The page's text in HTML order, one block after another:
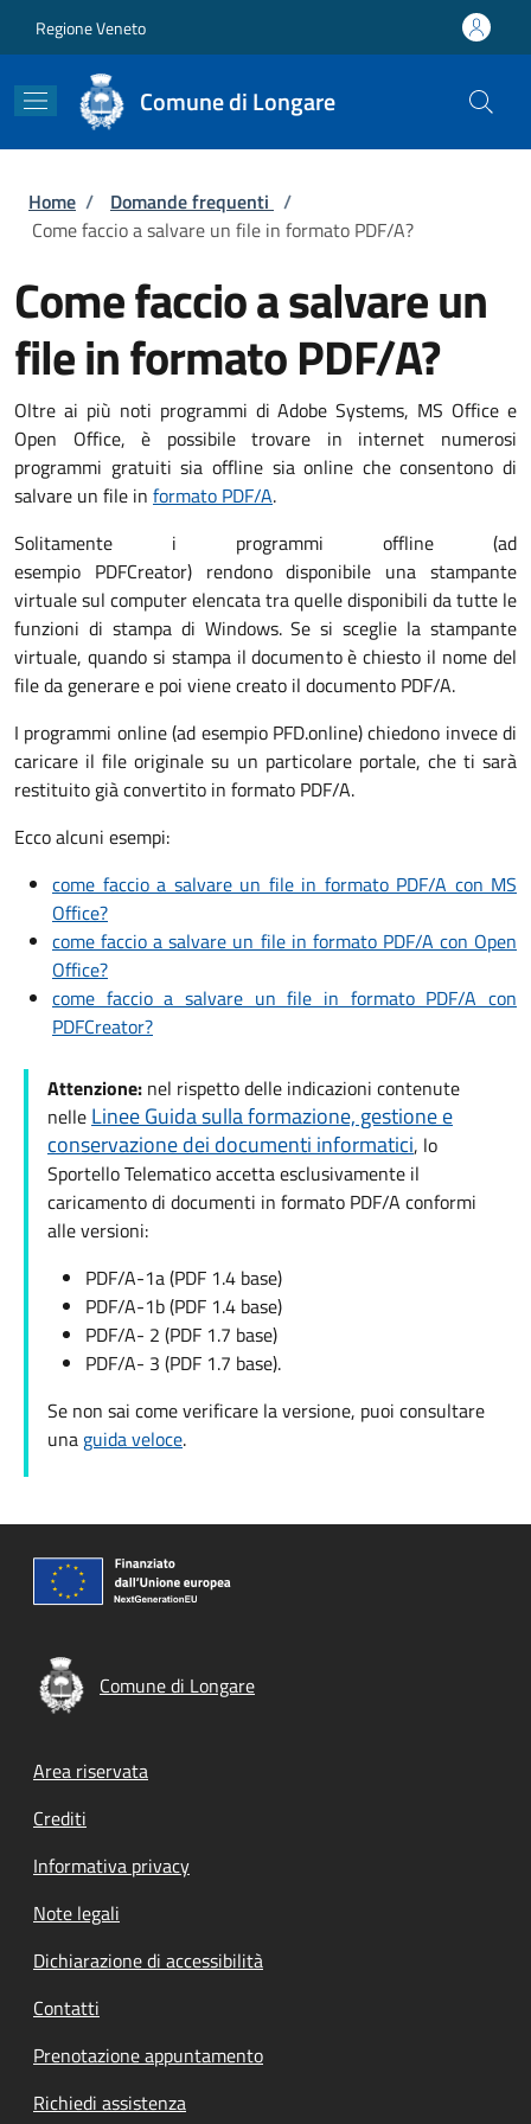
Regione Veneto
Comune di Longare
Briciole di pane
Home / Domande frequenti /
Come faccio a salvare un file in formato PDF/A?
Come faccio a salvare un
file in formato PDF/A?
Oltre ai più noti programmi di Adobe Systems, MS Office e
Open Office, è possibile trovare in internet numerosi
programmi gratuiti sia offline sia online che consentono di
salvare un file in formato PDF/A.
Solitamente i programmi offline (ad
esempio PDFCreator) rendono disponibile una stampante
virtuale sul computer elencata tra quelle disponibili da tutte le
funzioni di stampa di Windows. Se si sceglie la stampante
virtuale, quando si stampa il documento è chiesto il nome del
file da generare e poi viene creato il documento PDF/A.
I programmi online (ad esempio PFD.online) chiedono invece di
caricare il file originale su un particolare portale, che ti sarà
restituito già convertito in formato PDF/A.
Ecco alcuni esempi:
come faccio a salvare un file in formato PDF/A con MS
Office?
come faccio a salvare un file in formato PDF/A con Open
Office?
come faccio a salvare un file in formato PDF/A con
PDFCreator?
Attenzione: nel rispetto delle indicazioni contenute
nelle Linee Guida sulla formazione, gestione e
conservazione dei documenti informatici, lo
Sportello Telematico accetta esclusivamente il
caricamento di documenti in formato PDF/A conformi
alle versioni:
PDF/A-1a (PDF 1.4 base)
PDF/A-1b (PDF 1.4 base)
PDF/A- 2 (PDF 1.7 base)
PDF/A- 3 (PDF 1.7 base).
Se non sai come verificare la versione, puoi consultare
una guida veloce.
Comune di Longare
Footer menu
Area riservata
Crediti
Informativa privacy
Note legali
Dichiarazione di accessibilità
Contatti
Prenotazione appuntamento
Richiedi assistenza